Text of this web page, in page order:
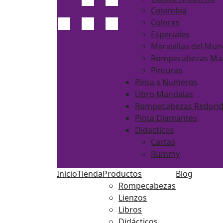
Colombia
Colores
Especiales
Maravillas del
Rompecabezas
Pinturas
Pinta x Numeros
Libro Mandalas
Rompecabezas
Pinta Diamantes
Didacticos
Cartas
Rummy
InicioTiendaProductos
Rompecabezas
Lienzos
Libros
Blog